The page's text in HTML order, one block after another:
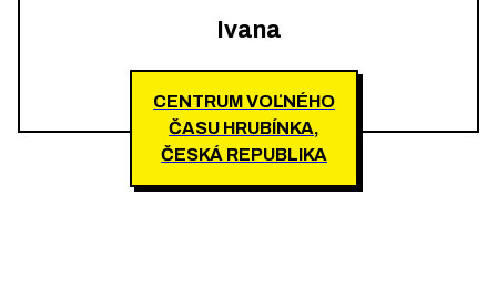
Ivana
CENTRUM VOĽNÉHO
ČASU HRUBÍNKA,
ČESKÁ REPUBLIKA